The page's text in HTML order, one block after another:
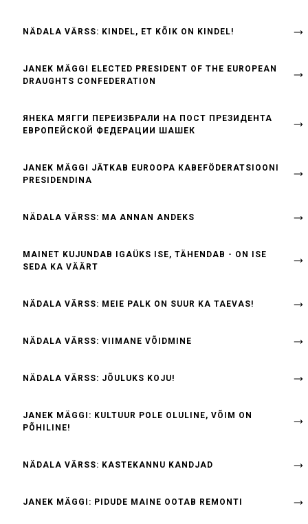
NÄDALA VÄRSS: KINDEL, ET KÕIK ON KINDEL!
JANEK MÄGGI ELECTED PRESIDENT OF THE EUROPEAN
DRAUGHTS CONFEDERATION
ЯНЕКА МЯГГИ ПЕРЕИЗБРАЛИ НА ПОСТ ПРЕЗИДЕНТА
ЕВРОПЕЙСКОЙ ФЕДЕРАЦИИ ШАШЕК
JANEK MÄGGI JÄTKAB EUROOPA KABEFÖDERATSIOONI
PRESIDENDINA
NÄDALA VÄRSS: MA ANNAN ANDEKS
MAINET KUJUNDAB IGAÜKS ISE, TÄHENDAB - ON ISE
SEDA KA VÄÄRT
NÄDALA VÄRSS: MEIE PALK ON SUUR KA TAEVAS!
NÄDALA VÄRSS: VIIMANE VÕIDMINE
NÄDALA VÄRSS: JÕULUKS KOJU!
JANEK MÄGGI: KULTUUR POLE OLULINE, VÕIM ON
PÕHILINE!
NÄDALA VÄRSS: KASTEKANNU KANDJAD
JANEK MÄGGI: PIDUDE MAINE OOTAB REMONTI